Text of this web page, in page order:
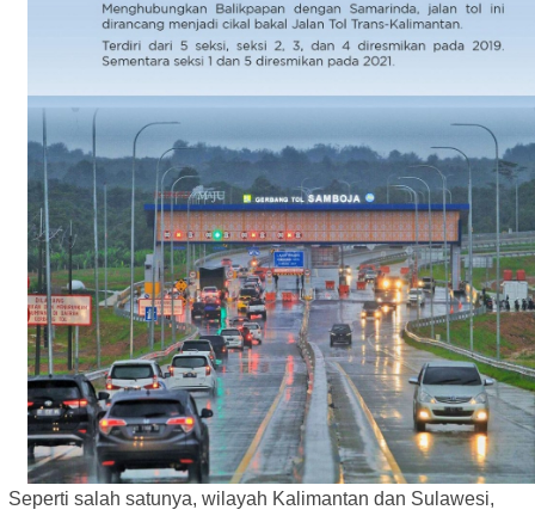
Seperti salah satunya, wilayah Kalimantan dan Sulawesi,